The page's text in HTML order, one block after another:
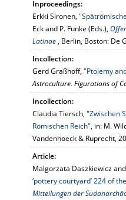
Inproceedings:
Erkki Sironen,
Eck and P. Funke (Eds.),
Latinae, Berlin, Boston: De
Incollection:
Gerd Graßhoff, "Ptolemy
Astroculture. Figurations of
Incollection:
Claudia Tiersch, "Zwischen
Römischen Reich", in: M.
Vandenhoeck & Ruprecht,
Article:
Malgorzata Daszkiewicz
‘pottery courtyard’ 224 of
Mitteilungen der